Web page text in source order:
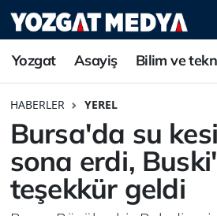
Yozgat Asayiş Bilim ve
HABERLER YEREL
Bursa'da su
sona erdi,
teşekkür geldi